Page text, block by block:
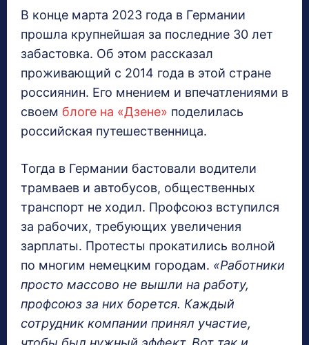
В конце марта 2023 года в Германии
прошла крупнейшая за последние 30 лет
забастовка. Об этом рассказал
проживающий с 2014 года в этой стране
россиянин. Его мнением и впечатлениями в
своем блоге на «Дзене» поделилась
российская путешественница.
Тогда в Германии бастовали водители
трамваев и автобусов, общественных
транспорт не ходил. Профсоюз вступился
за рабочих, требующих увеличения
зарплаты. Протесты прокатились волной
по многим немецким городам. «Работники
просто массово не вышли на работу,
профсоюз за них борется. Каждый
сотрудник компании принял участие,